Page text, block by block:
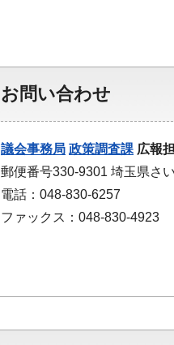
お問い合わせ
議会事務局 政策調査課 広報
郵便番号330-9301 埼玉県さ
電話：048-830-6257
ファックス：048-830-4923